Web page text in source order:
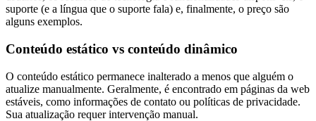
suporte (e a língua que o suporte fala) e, finalmente, o preço são
alguns exemplos.
Conteúdo estático vs conteúdo dinâmico
O conteúdo estático permanece inalterado a menos que alguém o
atualize manualmente. Geralmente, é encontrado em páginas da web
estáveis, como informações de contato ou políticas de privacidade.
Sua atualização requer intervenção manual.